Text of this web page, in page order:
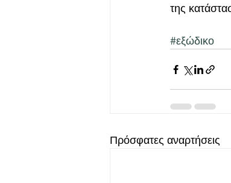
της
#εξώδικο
Πρόσφατες αναρτήσεις